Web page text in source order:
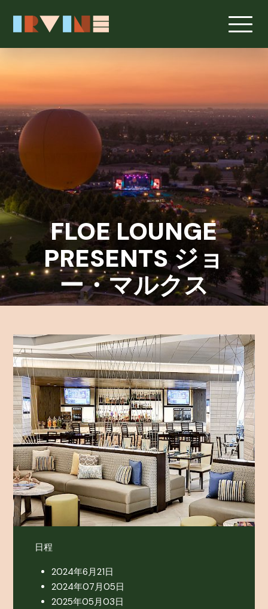
FLOE LOUNGE
PRESENTS ジョ
ー・マルクス
日程
2024年6月21日
2024年07月05日
2025年05月03日